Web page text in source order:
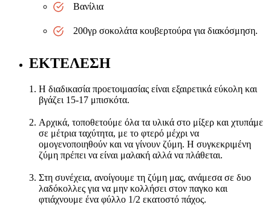
Βανίλια
200γρ σοκολάτα κουβερτούρα για διακόσμηση.
ΕΚΤΕΛΕΣΗ
Η διαδικασία προετοιμασίας είναι εξαιρετικά εύκολη και
βγάζει 15-17 μπισκότα.
Αρχικά, τοποθετούμε όλα τα υλικά στο μίξερ και χτυπάμε
σε μέτρια ταχύτητα, με το φτερό μέχρι να
ομογενοποιηθούν και να γίνουν ζύμη. Η συγκεκριμένη
ζύμη πρέπει να είναι μαλακή αλλά να πλάθεται.
Στη συνέχεια, ανοίγουμε τη ζύμη μας, ανάμεσα σε δυο
λαδόκολλες για να μην κολλήσει στον παγκο και
φτιάχνουμε ένα φύλλο 1/2 εκατοστό πάχος.